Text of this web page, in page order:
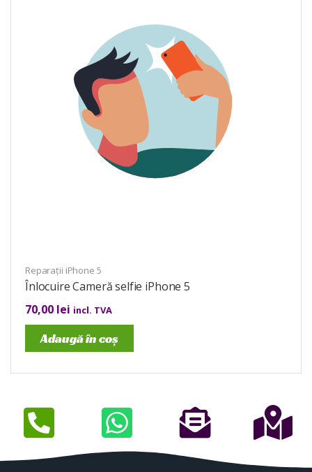
Reparații iPhone 5
Înlocuire Cameră selfie iPhone 5
70,00 lei incl. TVA
Adaugă în coș